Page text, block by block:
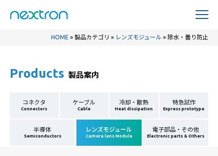
HOME » 製品カテゴリ » レンズモジュール » 除水・曇り防止
Products 製品案内
コネクタ
Connectors
ケーブル
Cable
冷却・散熱
Heat dissipation
特急試作
Express prototype
半導体
Semiconductors
レンズモジュール
Camera lens Module
電子部品・その他
Electronic parts & Others